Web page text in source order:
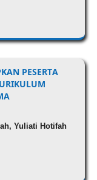
PESERTA
Yuliati Hotifah